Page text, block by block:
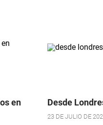
en
Desde
23 DE JULIO DE